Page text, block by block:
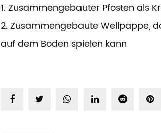
1. Zusammengebauter Pfosten als
2. Zusammengebaute Wellpappe,
auf dem Boden spielen kann